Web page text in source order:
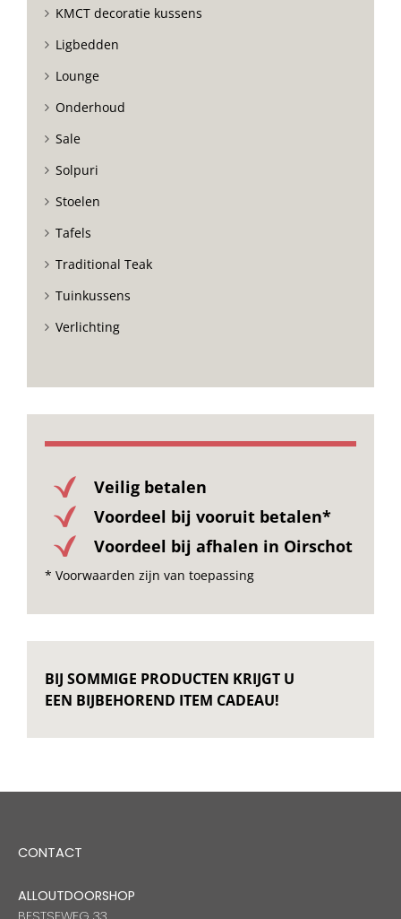
KMCT decoratie kussens
Ligbedden
Lounge
Onderhoud
Sale
Solpuri
Stoelen
Tafels
Traditional Teak
Tuinkussens
Verlichting
Veilig betalen
Voordeel bij vooruit betalen*
Voordeel bij afhalen in Oirschot
* Voorwaarden zijn van toepassing
BIJ SOMMIGE PRODUCTEN KRIJGT U
EEN BIJBEHOREND ITEM CADEAU!
CONTACT
ALLOUTDOORSHOP